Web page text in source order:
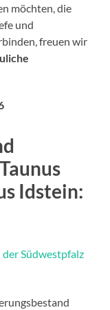
möchten, die
und
freuen wir
Idstein: